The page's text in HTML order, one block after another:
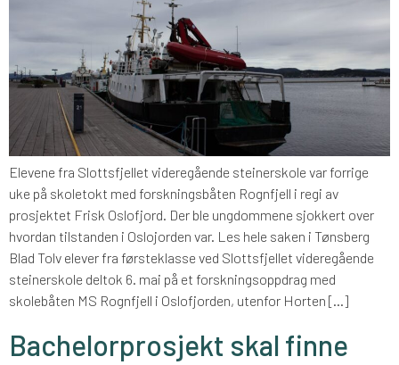
Elevene fra Slottsfjellet videregående steinerskole var forrige
uke på skoletokt med forskningsbåten Rognfjell i regi av
prosjektet Frisk Oslofjord. Der ble ungdommene sjokkert over
hvordan tilstanden i Oslojorden var. Les hele saken i Tønsberg
Blad Tolv elever fra førsteklasse ved Slottsfjellet videregående
steinerskole deltok 6. mai på et forskningsoppdrag med
skolebåten MS Rognfjell i Oslofjorden, utenfor Horten […]
Bachelorprosjekt skal finne